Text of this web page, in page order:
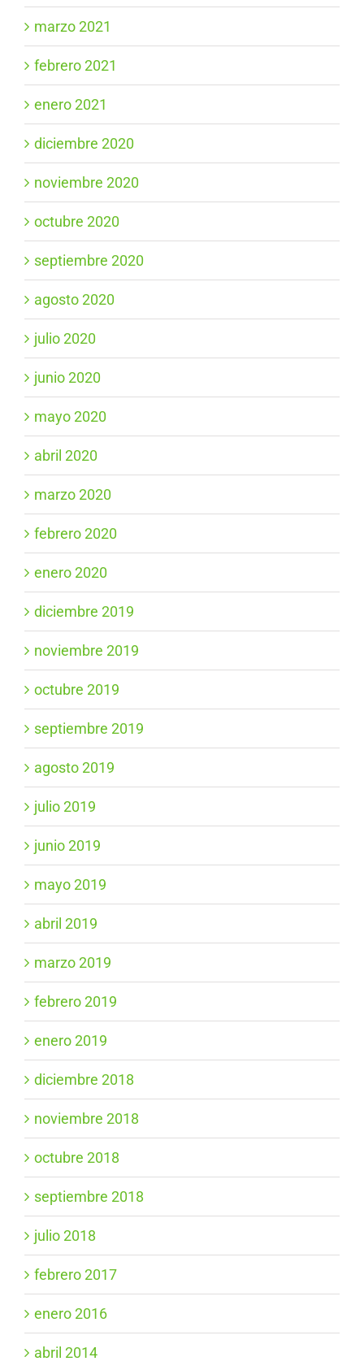
marzo 2021
febrero 2021
enero 2021
diciembre 2020
noviembre 2020
octubre 2020
septiembre 2020
agosto 2020
julio 2020
junio 2020
mayo 2020
abril 2020
marzo 2020
febrero 2020
enero 2020
diciembre 2019
noviembre 2019
octubre 2019
septiembre 2019
agosto 2019
julio 2019
junio 2019
mayo 2019
abril 2019
marzo 2019
febrero 2019
enero 2019
diciembre 2018
noviembre 2018
octubre 2018
septiembre 2018
julio 2018
febrero 2017
enero 2016
abril 2014